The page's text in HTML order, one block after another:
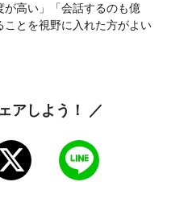
が高い」「会話するのも億
とを視野に入れた方がよい
アしよう！ ／